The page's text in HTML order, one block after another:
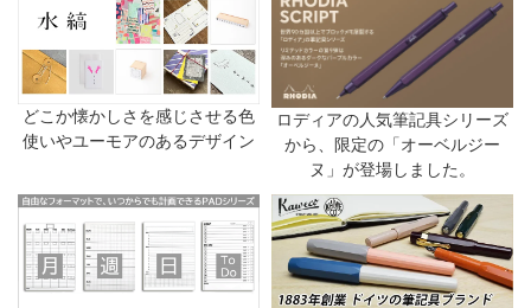
どこか懐かしさを感じさせる色
使いやユーモアのあるデザイン
ロディアの人気筆記具シリーズ
から、限定の「オーベルジー
ヌ」が登場しました。